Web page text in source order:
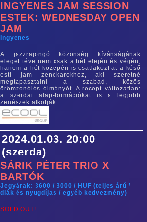
INGYENES JAM SESSION
ESTEK: WEDNESDAY OPEN
JAM
Ingyenes
A jazzrajongó közönség kívánságának
eleget téve nem csak a hét elején és végén,
hanem a hét közepén is csatlakozhat a késő
esti jam zenekarokhoz, aki szeretné
megtapasztalni a szabad, közös
örömzenélés élményét. A recept változatlan:
a szerdai alap-formációkat is a legjobb
zenészek alkotják.
2024.01.03. 20:00
(szerda)
SÁRIK PÉTER TRIO X
BARTÓK
Jegyárak: 3600 / 3000 / HUF (teljes árú /
diák és nyugdíjas / egyéb kedvezmény)
SOLD OUT!